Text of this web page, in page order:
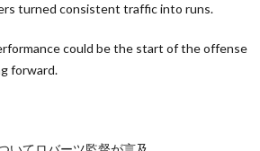
turned consistent traffic into runs.
could be the start of the offense
forward.